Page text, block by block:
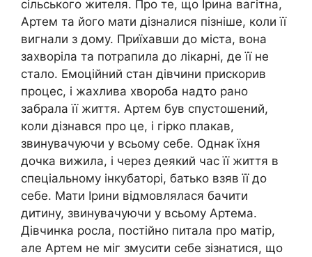
сільського жителя. Про те, що Ірина вагітна,
Артем та його мати дізналися пізніше, коли її
вигнали з дому. Приїхавши до міста, вона
захворіла та потрапила до лікарні, де її не
стало. Емоційний стан дівчини прискорив
процес, і жахлива хвороба надто рано
забрала її життя. Артем був спустошений,
коли дізнався про це, і гірко плакав,
звинувачуючи у всьому себе. Однак їхня
дочка вижила, і через деякий час її життя в
спеціальному інкубаторі, батько взяв її до
себе. Мати Ірини відмовлялася бачити
дитину, звинувачуючи у всьому Артема.
Дівчинка росла, постійно питала про матір,
але Артем не міг змусити себе зізнатися, що